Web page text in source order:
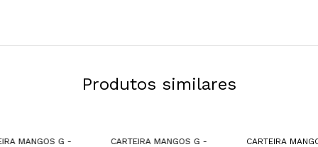
Produtos similares
MANGOS G -
CARTEIRA MANGOS G -
CARTEIRA